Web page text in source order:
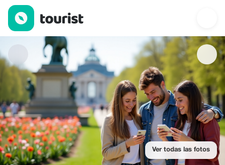
FunFactsRally — Tours y Actividades | Up to 20% off | Tourist
Ver todas las fotos